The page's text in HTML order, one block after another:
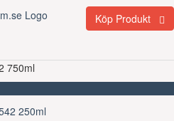
Köp Produkt
750ml